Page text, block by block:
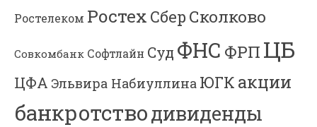
Ростелеком Ростех Сбер Сколково
Совкомбанк Софтлайн Суд ФНС ФРП ЦБ
ЦФА Эльвира Набиуллина ЮГК акции
банкротстводивиденды